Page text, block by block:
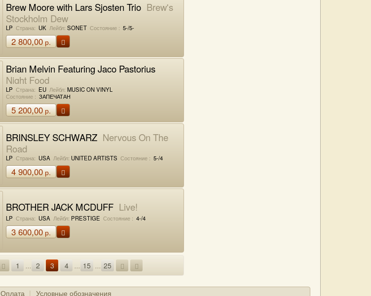
Brew Moore with Lars Sjosten Trio Brew's
Stockholm Dew
LP Страна: UK Лейбл: SONET Состояние : 5-/5-
2 800,00р.
Brian Melvin Featuring Jaco Pastorius
Night Food
LP Страна: EU Лейбл: MUSIC ON VINYL
Состояние : ЗАПЕЧАТАН
5 200,00р.
BRINSLEY SCHWARZ Nervous On The
Road
LP Страна: USA Лейбл: UNITED ARTISTS Состояние : 5-/4
4 900,00р.
BROTHER JACK MCDUFF Live!
LP Страна: USA Лейбл: PRESTIGE Состояние : 4-/4
3 600,00р.
1 ... 2 3 4 ... 15 ... 25
Оплата Условные обозначения